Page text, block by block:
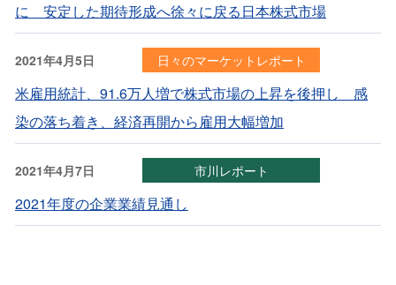
に 安定した期待形成へ徐々に戻る日本株式市場
2021年4月5日 日々のマーケットレポート
米雇用統計、91.6万人増で株式市場の上昇を後押し 感
染の落ち着き、経済再開から雇用大幅増加
2021年4月7日 市川レポート
2021年度の企業業績見通し